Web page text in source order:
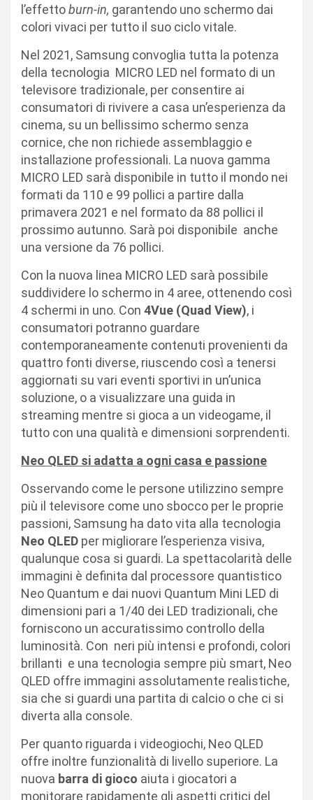
l’effettoburn-in, garantendo uno schermo dai
colori vivaci per tutto il suo ciclo vitale.
Nel 2021, Samsung convoglia tutta la potenza
della tecnologia MICRO LED nel formato di un
televisore tradizionale, per consentire ai
consumatori di rivivere a casa un’esperienza da
cinema, su un bellissimo schermo senza
cornice, che non richiede assemblaggio e
installazione professionali. La nuova gamma
MICRO LED sarà disponibile in tutto il mondo nei
formati da 110 e 99 pollici a partire dalla
primavera 2021 e nel formato da 88 pollici il
prossimo autunno. Sarà poi disponibile anche
una versione da 76 pollici.
Con la nuova linea MICRO LED sarà possibile
suddividere lo schermo in 4 aree, ottenendo così
4 schermi in uno. Con 4Vue (Quad View), i
consumatori potranno guardare
contemporaneamente contenuti provenienti da
quattro fonti diverse, riuscendo così a tenersi
aggiornati su vari eventi sportivi in un’unica
soluzione, o a visualizzare una guida in
streaming mentre si gioca a un videogame, il
tutto con una qualità e dimensioni sorprendenti.
Neo QLED si adatta a ogni casa e passione
Osservando come le persone utilizzino sempre
più il televisore come uno sbocco per le proprie
passioni, Samsung ha dato vita alla tecnologia
Neo QLED per migliorare l’esperienza visiva,
qualunque cosa si guardi. La spettacolarità delle
immagini è definita dal processore quantistico
Neo Quantum e dai nuovi Quantum Mini LED di
dimensioni pari a 1/40 dei LED tradizionali, che
forniscono un accuratissimo controllo della
luminosità. Con neri più intensi e profondi, colori
brillanti e una tecnologia sempre più smart, Neo
QLED offre immagini assolutamente realistiche,
sia che si guardi una partita di calcio o che ci si
diverta alla console.
Per quanto riguarda i videogiochi, Neo QLED
offre inoltre funzionalità di livello superiore. La
nuova barra di gioco aiuta i giocatori a
monitorare rapidamente gli aspetti critici del